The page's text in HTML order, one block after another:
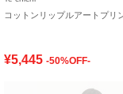
¥5,445 -50%OFF-